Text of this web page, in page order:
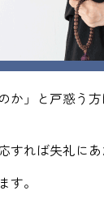
」と戸惑う
れば失礼に
。